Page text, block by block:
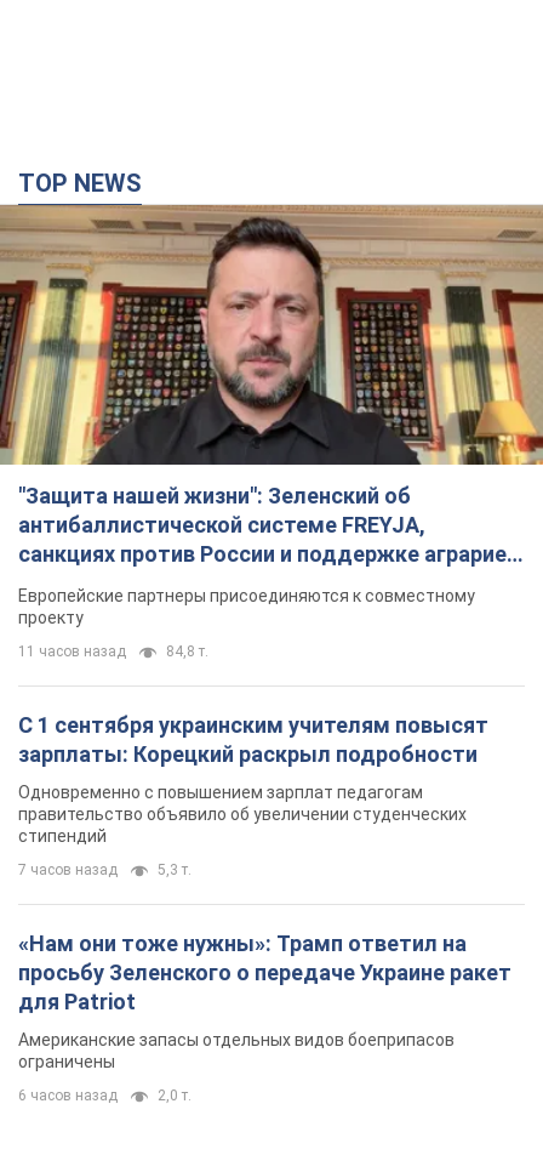
TOP NEWS
"Защита нашей жизни": Зеленский об
антибаллистической системе FREYJA,
санкциях против России и поддержке аграриев.
Видео
Европейские партнеры присоединяются к совместному
проекту
11 часов назад 84,8 т.
С 1 сентября украинским учителям повысят
зарплаты: Корецкий раскрыл подробности
Одновременно с повышением зарплат педагогам
правительство объявило об увеличении студенческих
стипендий
7 часов назад 5,3 т.
«Нам они тоже нужны»: Трамп ответил на
просьбу Зеленского о передаче Украине ракет
для Patriot
Американские запасы отдельных видов боеприпасов
ограничены
6 часов назад 2,0 т.